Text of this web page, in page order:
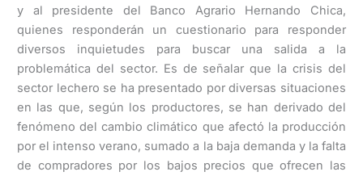
y al presidente del Banco Agrario Hernando Chica,
quienes responderán un cuestionario para responder
diversos inquietudes para buscar una salida a la
problemática del sector. Es de señalar que la crisis del
sector lechero se ha presentado por diversas situaciones
en las que, según los productores, se han derivado del
fenómeno del cambio climático que afectó la producción
por el intenso verano, sumado a la baja demanda y la falta
de compradores por los bajos precios que ofrecen las